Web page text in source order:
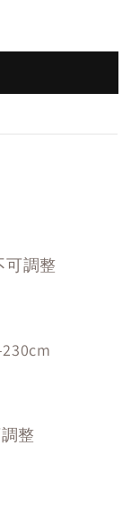
可調整
整